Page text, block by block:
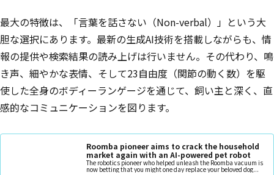
最大の特徴は、「言葉を話さない（Non-verbal）」という大
胆な選択にあります。最新の生成AI技術を搭載しながらも、情
報の提供や検索結果の読み上げは行いません。その代わり、鳴
き声、細やかな表情、そして23自由度（関節の動く数）を駆
使した全身のボディーランゲージを通じて、飼い主と深く、直
感的なコミュニケーションを図ります。
Roomba pioneer aims to crack the household
market again with an AI-powered pet robot
The robotics pioneer who helped unleash the Roomba vacuum is
now betting that you might one day replace your beloved dog...